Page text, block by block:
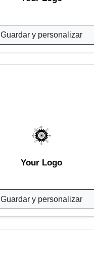
Guardar y personalizar
Your Logo
Guardar y personalizar